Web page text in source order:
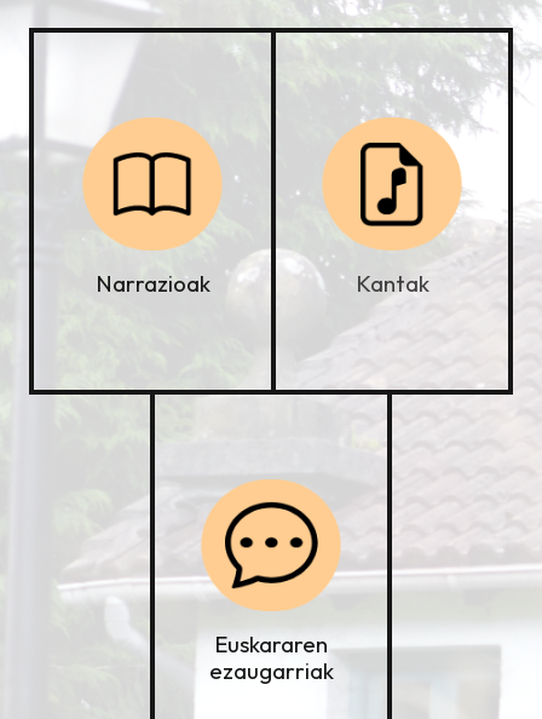
Narrazioak Kantak
Euskararen
ezaugarriak